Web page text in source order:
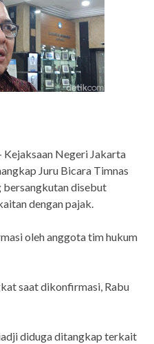
Kejaksaan Negeri Jakarta
Juru Bicara Timnas
bersangkutan disebut
dengan pajak.
oleh anggota tim hukum
saat dikonfirmasi, Rabu
diduga ditangkap terkait